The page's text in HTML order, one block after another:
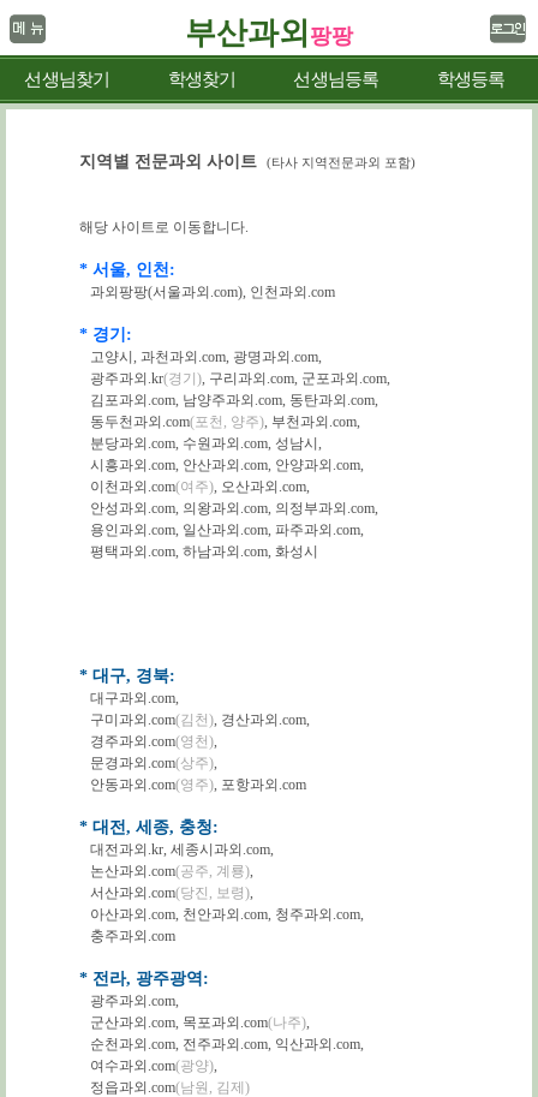
부산과외 팡팡
선생님찾기 학생찾기 선생님등록 학생등록
지역별 전문과외 사이트 (타사 지역전문과외 포함)
해당 사이트로 이동합니다.
* 서울, 인천:
과외팡팡(서울과외.com), 인천과외.com
* 경기:
고양시 , 과천과외.com, 광명과외.com,
광주과외.kr(경기), 구리과외.com, 군포과외.com,
김포과외.com, 남양주과외.com, 동탄과외.com,
동두천과외.com(포천, 양주), 부천과외.com,
분당과외.com, 수원과외.com, 성남시 ,
시흥과외.com, 안산과외.com, 안양과외.com,
이천과외.com(여주), 오산과외.com,
안성과외.com, 의왕과외.com, 의정부과외.com,
용인과외.com, 일산과외.com, 파주과외.com,
평택과외.com, 하남과외.com, 화성시
* 대구, 경북:
대구과외.com,
구미과외.com(김천), 경산과외.com,
경주과외.com(영천),
문경과외.com(상주),
안동과외.com(영주), 포항과외.com
* 대전, 세종, 충청:
대전과외.kr, 세종시과외.com,
논산과외.com(공주, 계룡),
서산과외.com(당진, 보령),
아산과외.com, 천안과외.com, 청주과외.com,
충주과외.com
* 전라, 광주광역:
광주과외.com,
군산과외.com, 목포과외.com(나주),
순천과외.com, 전주과외.com, 익산과외.com,
여수과외.com(광양),
정읍과외.com(남원, 김제)